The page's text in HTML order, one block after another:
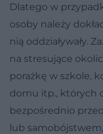
Dlatego w
osoby należy
nią oddziaływały.
na stresujące
porażkę w szkole,
domu itp., których
bezpośrednio
lub